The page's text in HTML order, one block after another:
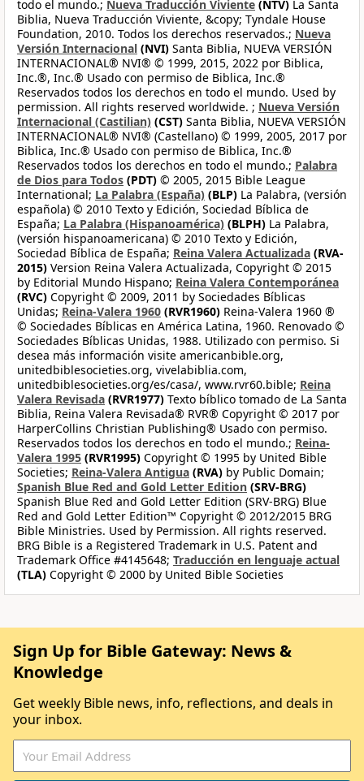
todo el mundo.; Nueva Traducción Viviente (NTV) La Santa
Biblia, Nueva Traducción Viviente, &copy; Tyndale House
Foundation, 2010. Todos los derechos reservados.; Nueva
Versión Internacional (NVI) Santa Biblia, NUEVA VERSIÓN
INTERNACIONAL® NVI® © 1999, 2015, 2022 por Biblica,
Inc.®, Inc.® Usado con permiso de Biblica, Inc.®
Reservados todos los derechos en todo el mundo. Used by
permission. All rights reserved worldwide. ; Nueva Versión
Internacional (Castilian) (CST) Santa Biblia, NUEVA VERSIÓN
INTERNACIONAL® NVI® (Castellano) © 1999, 2005, 2017 por
Biblica, Inc.® Usado con permiso de Biblica, Inc.®
Reservados todos los derechos en todo el mundo.; Palabra
de Dios para Todos (PDT) © 2005, 2015 Bible League
International; La Palabra (España) (BLP) La Palabra, (versión
española) © 2010 Texto y Edición, Sociedad Bíblica de
España; La Palabra (Hispanoamérica) (BLPH) La Palabra,
(versión hispanoamericana) © 2010 Texto y Edición,
Sociedad Bíblica de España; Reina Valera Actualizada (RVA-
2015) Version Reina Valera Actualizada, Copyright © 2015
by Editorial Mundo Hispano; Reina Valera Contemporánea
(RVC) Copyright © 2009, 2011 by Sociedades Bíblicas
Unidas; Reina-Valera 1960 (RVR1960) Reina-Valera 1960 ®
© Sociedades Bíblicas en América Latina, 1960. Renovado ©
Sociedades Bíblicas Unidas, 1988. Utilizado con permiso. Si
desea más información visite americanbible.org,
unitedbiblesocieties.org, vivelabiblia.com,
unitedbiblesocieties.org/es/casa/, www.rvr60.bible; Reina
Valera Revisada (RVR1977) Texto bíblico tomado de La Santa
Biblia, Reina Valera Revisada® RVR® Copyright © 2017 por
HarperCollins Christian Publishing® Usado con permiso.
Reservados todos los derechos en todo el mundo.; Reina-
Valera 1995 (RVR1995) Copyright © 1995 by United Bible
Societies; Reina-Valera Antigua (RVA) by Public Domain;
Spanish Blue Red and Gold Letter Edition (SRV-BRG)
Spanish Blue Red and Gold Letter Edition (SRV-BRG) Blue
Red and Gold Letter Edition™ Copyright © 2012/2015 BRG
Bible Ministries. Used by Permission. All rights reserved.
BRG Bible is a Registered Trademark in U.S. Patent and
Trademark Office #4145648; Traducción en lenguaje actual
(TLA) Copyright © 2000 by United Bible Societies
Sign Up for Bible Gateway: News &
Knowledge
Get weekly Bible news, info, reflections, and deals in
your inbox.